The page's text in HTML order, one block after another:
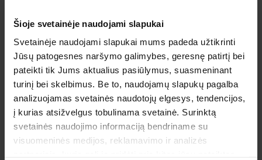
Šioje svetainėje naudojami slapukai
Svetainėje naudojami slapukai mums padeda užtikrinti
Jūsų patogesnes naršymo galimybes, geresnę patirtį bei
pateikti tik Jums aktualius pasiūlymus, suasmeninant
turinį bei skelbimus. Be to, naudojamų slapukų pagalba
analizuojamas svetainės naudotojų elgesys, tendencijos,
į kurias atsižvelgus tobulinama svetainė. Surinktą
svetainės naudojimo informaciją bendriname su
visuomeninės medijos, reklamavimo ir analizės
informacijos kaip rūpintis savo sveikata, bet ir
Sutinku suprivatumo politika
Patvirtinu, kad man yra 14 metų ar daugiau